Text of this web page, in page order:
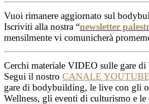
Vuoi rimanere aggiornato sul
Iscriviti alla nostra “newsletter
mensilmente vi comunicherà
Cerchi materiale VIDEO sulle gare
Segui il nostro CANALE YOUTUBE
gare di bodybuilding, le live con gli
Wellness, gli eventi di culturismo e